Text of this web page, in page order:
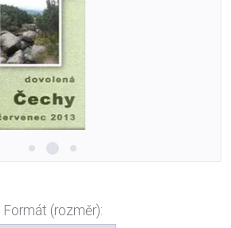
Formát (rozměr):